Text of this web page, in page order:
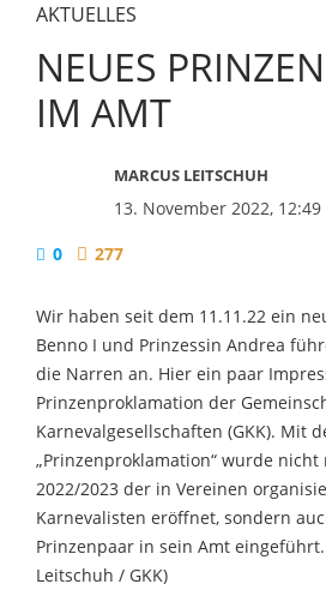
AKTUELLES
NEUES
IM AMT
MARCUS LEITSCHUH
13. November 2022, 12:49
0
277
Wir haben seit dem 11.11.22 ein
Benno I und Prinzessin Andrea
die Narren an. Hier ein paar
Prinzenproklamation der
Karnevalgesellschaften (GKK). Mit
„Prinzenproklamation“ wurde nicht
2022/2023 der in Vereinen
Karnevalisten eröffnet, sondern
Prinzenpaar in sein Amt eingeführt.
Leitschuh / GKK)